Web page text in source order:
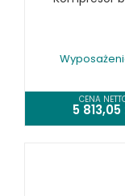
CENA
5 813,05